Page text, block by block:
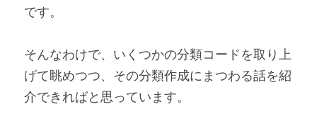
です。
そんなわけで、いくつかの分類コードを取り上
げて眺めつつ、その分類作成にまつわる話を紹
介できればと思っています。